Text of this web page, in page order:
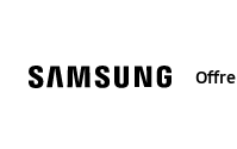
Offre